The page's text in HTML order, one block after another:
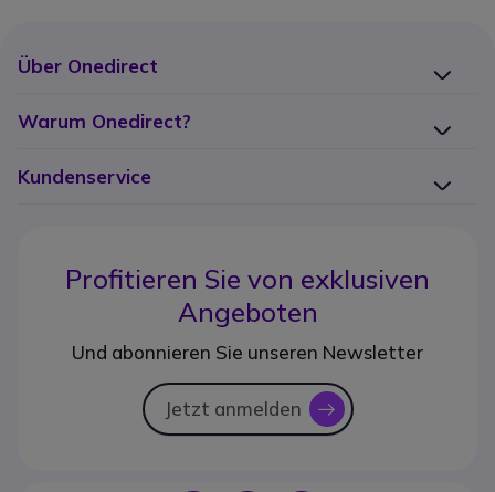
Über Onedirect
Warum Onedirect?
Kundenservice
Profitieren Sie von exklusiven
Angeboten
Und abonnieren Sie unseren Newsletter
Jetzt anmelden icon